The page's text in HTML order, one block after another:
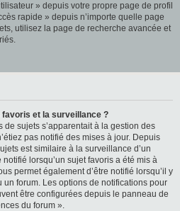
» depuis votre propre page de profil
rapide » depuis n’importe quelle page
utilisez la page de recherche avancée et
et la surveillance ?
sujets s’apparentait à la gestion des
pas notifié des mises à jour. Depuis
est similaire à la surveillance d’un
lorsqu’un sujet favoris a été mis à
permet également d’être notifié lorsqu’il y
forum. Les options de notifications pour
être configurées depuis le panneau de
du forum ».